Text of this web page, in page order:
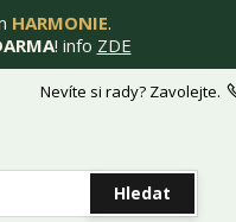
HARMONIE.
! info ZDE
Hledat
Nevíte si rady? Zavolejte.